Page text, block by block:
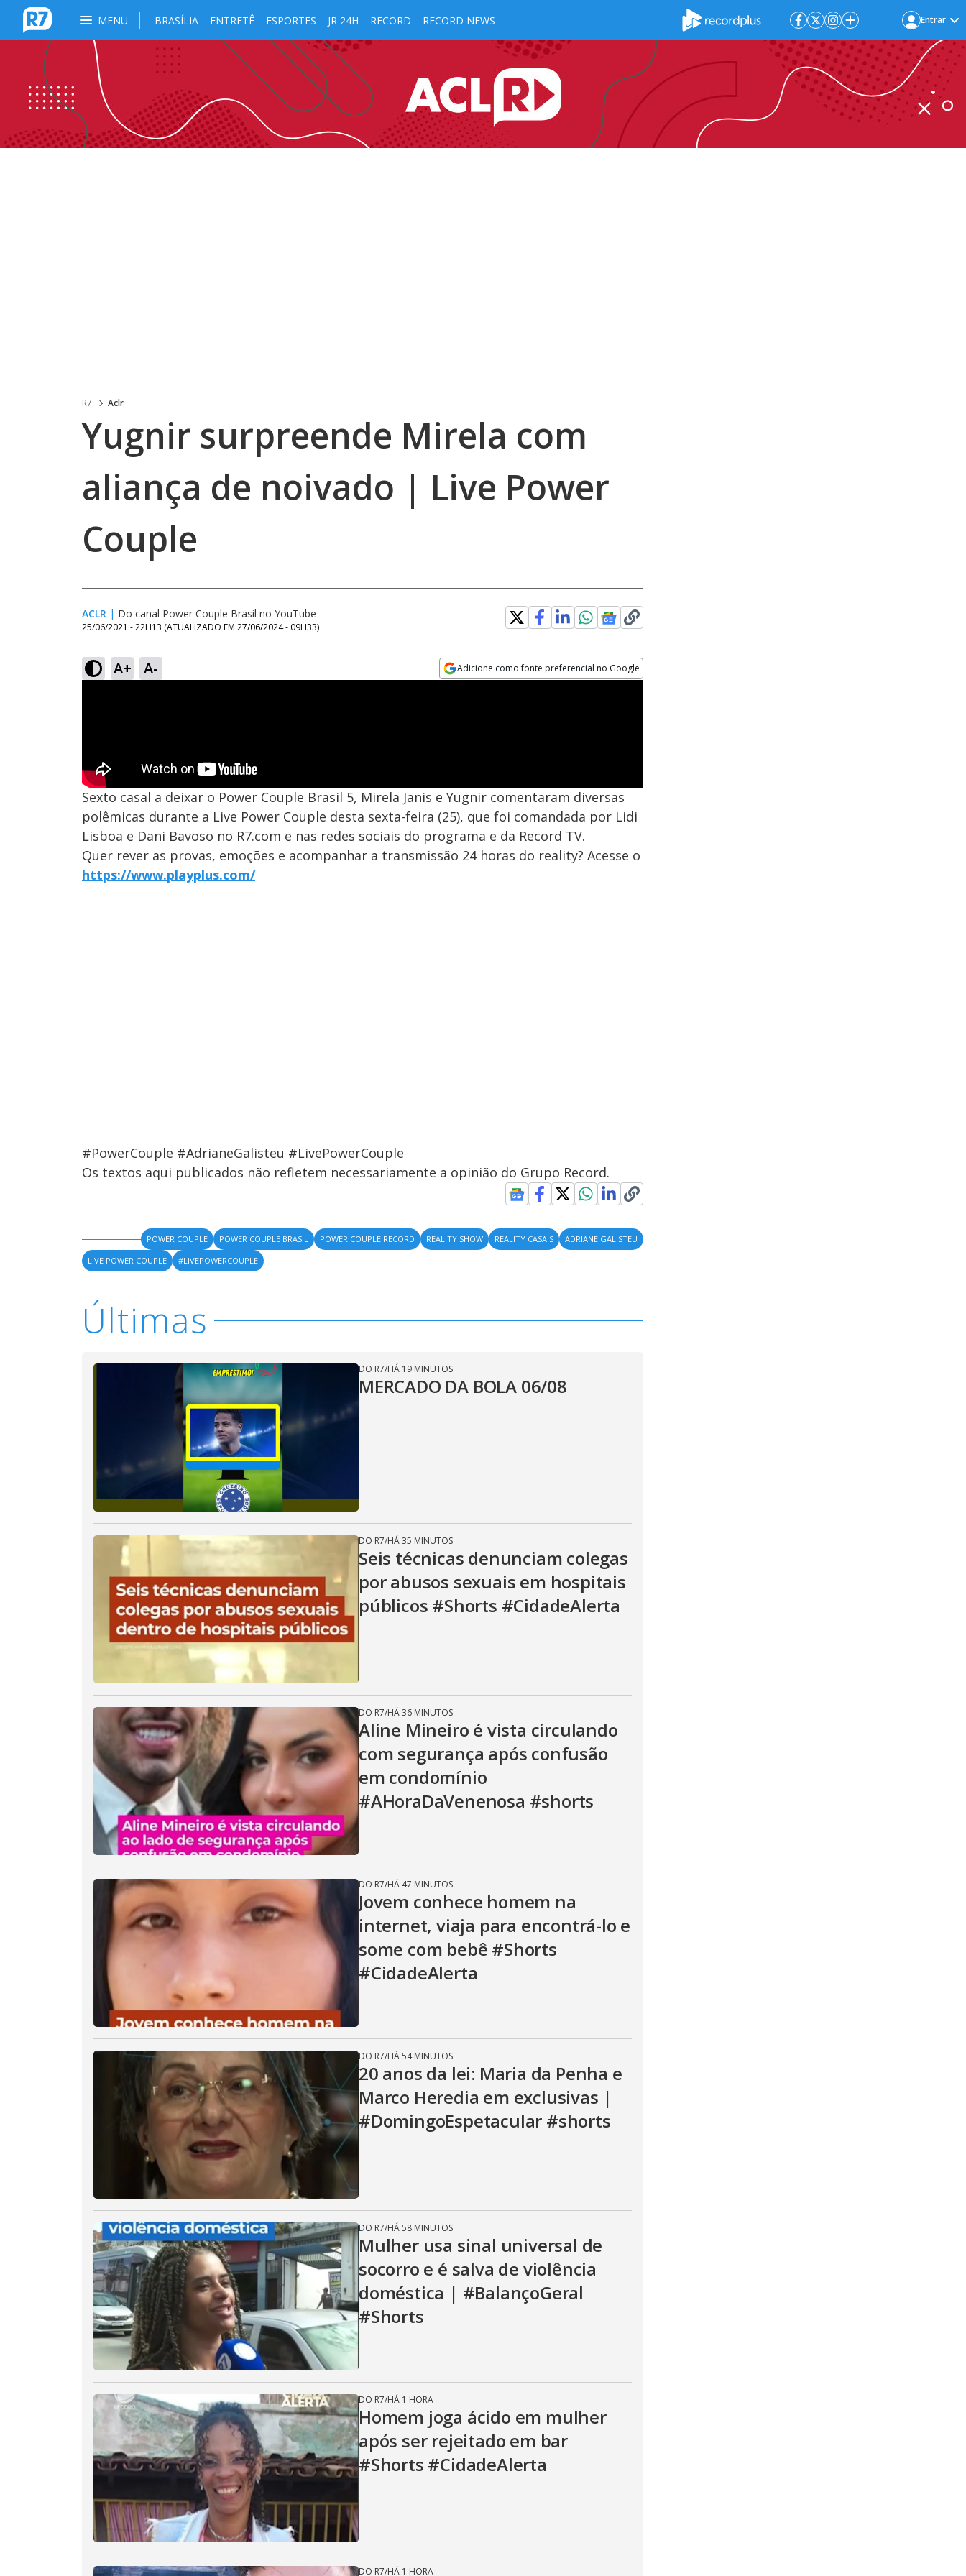
MENU BRASÍLIA ENTRETÊ ESPORTES JR 24H RECORD RECORD NEWS Entrar
R7 Aclr
Yugnir surpreende Mirela com
aliança de noivado | Live Power
Couple
ACLR | Do canal Power Couple Brasil no YouTube
25/06/2021 - 22H13 (ATUALIZADO EM 27/06/2024 - 09H33)
A+ A- Adicione como fonte preferencial no Google
Sexto casal a deixar o Power Couple Brasil 5, Mirela Janis e Yugnir comentaram diversas
polêmicas durante a Live Power Couple desta sexta-feira (25), que foi comandada por Lidi
Lisboa e Dani Bavoso no R7.com e nas redes sociais do programa e da Record TV.
Quer rever as provas, emoções e acompanhar a transmissão 24 horas do reality? Acesse o
https://www.playplus.com/
#PowerCouple #AdrianeGalisteu #LivePowerCouple
Os textos aqui publicados não refletem necessariamente a opinião do Grupo Record.
POWER COUPLE POWER COUPLE BRASIL POWER COUPLE RECORD REALITY SHOW REALITY CASAIS
ADRIANE GALISTEU
LIVE POWER COUPLE
#LIVEPOWERCOUPLE
Últimas
DO R7/HÁ 19 MINUTOS
MERCADO DA BOLA 06/08
DO R7/HÁ 35 MINUTOS
Seis técnicas denunciam colegas
por abusos sexuais em hospitais
públicos #Shorts #CidadeAlerta
DO R7/HÁ 36 MINUTOS
Aline Mineiro é vista circulando
com segurança após confusão
em condomínio
#AHoraDaVenenosa #shorts
DO R7/HÁ 47 MINUTOS
Jovem conhece homem na
internet, viaja para encontrá-lo e
some com bebê #Shorts
#CidadeAlerta
DO R7/HÁ 54 MINUTOS
20 anos da lei: Maria da Penha e
Marco Heredia em exclusivas |
#DomingoEspetacular #shorts
DO R7/HÁ 58 MINUTOS
Mulher usa sinal universal de
socorro e é salva de violência
doméstica | #BalançoGeral
#Shorts
DO R7/HÁ 1 HORA
Homem joga ácido em mulher
após ser rejeitado em bar
#Shorts #CidadeAlerta
DO R7/HÁ 1 HORA